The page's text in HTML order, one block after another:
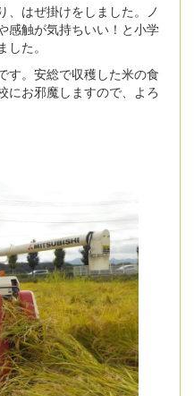
、はぜ掛けをしました。ノ
感触が気持ちいい！と小学
た。
す。安総で収穫した米の食
にお邪魔しますので、よろ